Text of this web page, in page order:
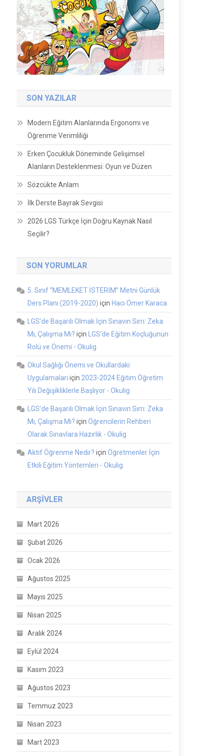
SON YAZILAR
Modern Eğitim Alanlarında Ergonomi ve
Öğrenme Verimliliği
Erken Çocukluk Döneminde Gelişimsel
Alanların Desteklenmesi: Oyun ve Düzen
Sözcükte Anlam
İlk Derste Bayrak Sevgisi
2026 LGS Türkçe İçin Doğru Kaynak Nasıl
Seçilir?
SON YORUMLAR
5. Sınıf “MEMLEKET İSTERİM” Metni Günlük
Ders Planı (2019-2020) için Hacı Ömer Karaca
LGS’de Başarılı Olmak İçin Sınavın Sırrı: Zeka
Mı, Çalışma Mı? için
LGS'de Eğitim Koçluğunun
Rolü ve Önemi - Okulig
Okul Sağlığı Önemi ve Okullardaki
Uygulamaları için 2023-2024 Eğitim Öğretim
Yılı Değişikliklerle Başlıyor - Okulig
LGS’de Başarılı Olmak İçin Sınavın Sırrı: Zeka
Mı, Çalışma Mı? içinÖğrencilerin Rehberi
Olarak Sınavlara Hazırlık - Okulig
Aktif Öğrenme Nedir? içinÖğretmenler İçin
Etkili Eğitim Yöntemleri - Okulig
ARŞIVLER
Mart 2026
Şubat 2026
Ocak 2026
Ağustos 2025
Mayıs 2025
Nisan 2025
Aralık 2024
Eylül 2024
Kasım 2023
Ağustos 2023
Temmuz 2023
Nisan 2023
Mart 2023